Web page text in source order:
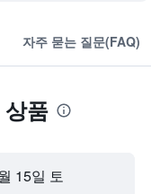
자주 묻는 질문(FAQ)
품
15일 토